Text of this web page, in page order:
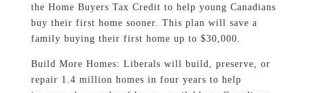
the Home Buyers Tax Credit to help young Canadians
buy their first home sooner. This plan will save a
family buying their first home up to $30,000.
Build More Homes: Liberals will build, preserve, or
repair 1.4 million homes in four years to help